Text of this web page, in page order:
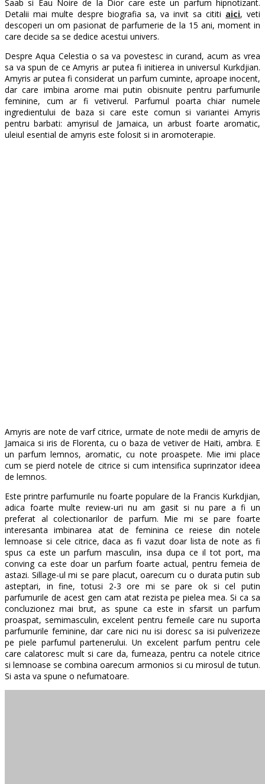
Saab si Eau Noire de la Dior care este un parfum hipnotizant.
Detalii mai multe despre biografia sa, va invit sa cititi aici, veti
descoperi un om pasionat de parfumerie de la 15 ani, moment in
care decide sa se dedice acestui univers.
Despre Aqua Celestia o sa va povestesc in curand, acum as vrea
sa va spun de ce Amyris ar putea fi initierea in universul Kurkdjian.
Amyris ar putea fi considerat un parfum cuminte, aproape inocent,
dar care imbina arome mai putin obisnuite pentru parfumurile
feminine, cum ar fi vetiverul. Parfumul poarta chiar numele
ingredientului de baza si care este comun si variantei Amyris
pentru barbati: amyrisul de Jamaica, un arbust foarte aromatic,
uleiul esential de amyris este folosit si in aromoterapie.
Amyris are note de varf citrice, urmate de note medii de amyris de
Jamaica si iris de Florenta, cu o baza de vetiver de Haiti, ambra. E
un parfum lemnos, aromatic, cu note proaspete. Mie imi place
cum se pierd notele de citrice si cum intensifica suprinzator ideea
de lemnos.
Este printre parfumurile nu foarte populare de la Francis Kurkdjian,
adica foarte multe review-uri nu am gasit si nu pare a fi un
preferat al colectionarilor de parfum. Mie mi se pare foarte
interesanta imbinarea atat de feminina ce reiese din notele
lemnoase si cele citrice, daca as fi vazut doar lista de note as fi
spus ca este un parfum masculin, insa dupa ce il tot port, ma
conving ca este doar un parfum foarte actual, pentru femeia de
astazi. Sillage-ul mi se pare placut, oarecum cu o durata putin sub
asteptari, in fine, totusi 2-3 ore mi se pare ok si cel putin
parfumurile de acest gen cam atat rezista pe pielea mea. Si ca sa
concluzionez mai brut, as spune ca este in sfarsit un parfum
proaspat, semimasculin, excelent pentru femeile care nu suporta
parfumurile feminine, dar care nici nu isi doresc sa isi pulverizeze
pe piele parfumul partenerului. Un excelent parfum pentru cele
care calatoresc mult si care da, fumeaza, pentru ca notele citrice
si lemnoase se combina oarecum armonios si cu mirosul de tutun.
Si asta va spune o nefumatoare.